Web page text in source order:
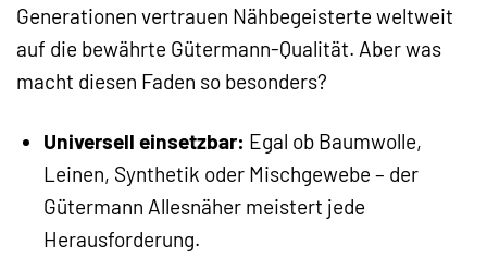
Generationen vertrauen Nähbegeisterte weltweit
auf die bewährte Gütermann-Qualität. Aber was
macht diesen Faden so besonders?
Universell einsetzbar: Egal ob Baumwolle,
Leinen, Synthetik oder Mischgewebe – der
Gütermann Allesnäher meistert jede
Herausforderung.